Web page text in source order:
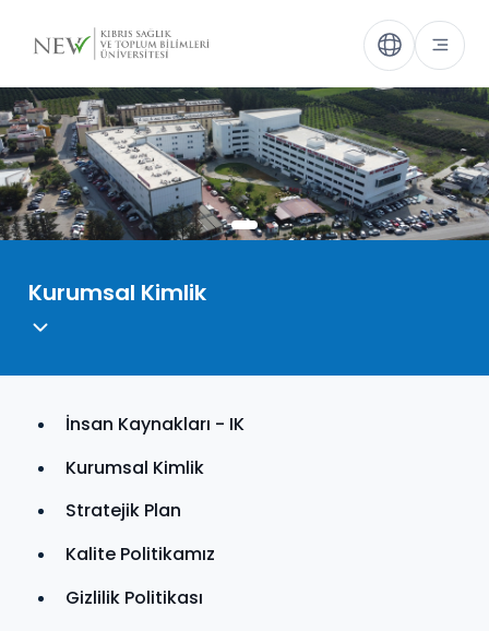
Kurumsal Kimlik
İnsan Kaynakları - IK
Kurumsal Kimlik
Stratejik Plan
Kalite Politikamız
Gizlilik Politikası